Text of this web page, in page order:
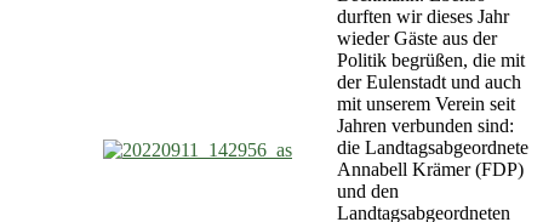
durften wir dieses Jahr
wieder Gäste aus der
Politik begrüßen, die mit
der Eulenstadt und auch
mit unserem Verein seit
Jahren verbunden sind:
die Landtagsabgeordnete
Annabell Krämer (FDP)
und den
Landtagsabgeordneten